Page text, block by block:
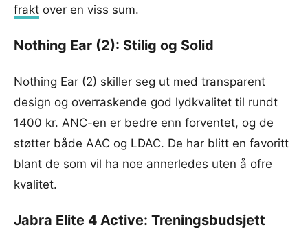
frakt over en viss sum.
Nothing Ear (2): Stilig og Solid
Nothing Ear (2) skiller seg ut med transparent
design og overraskende god lydkvalitet til rundt
1400 kr. ANC-en er bedre enn forventet, og de
støtter både AAC og LDAC. De har blitt en favoritt
blant de som vil ha noe annerledes uten å ofre
kvalitet.
Jabra Elite 4 Active: Treningsbudsjett